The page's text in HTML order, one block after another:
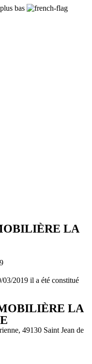
bas
LA
03/2019 il a été constitué
LA
49130 Saint Jean de